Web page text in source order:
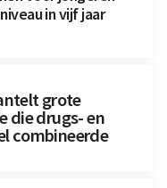
in vijf jaar
grote
die drugs- en
combineerde